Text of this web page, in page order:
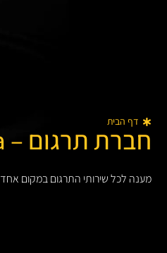
דף הבית
חברת תרגום – Lingua
מענה לכל שירותי התרגום במקום אחד